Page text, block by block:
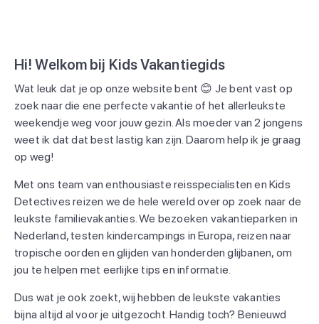
Hi! Welkom bij Kids Vakantiegids
Wat leuk dat je op onze website bent 😊 Je bent vast op
zoek naar die ene perfecte vakantie of het allerleukste
weekendje weg voor jouw gezin. Als moeder van 2 jongens
weet ik dat dat best lastig kan zijn. Daarom help ik je graag
op weg!
Met ons team van enthousiaste reisspecialisten en Kids
Detectives reizen we de hele wereld over op zoek naar de
leukste familievakanties. We bezoeken vakantieparken in
Nederland, testen kindercampings in Europa, reizen naar
tropische oorden en glijden van honderden glijbanen, om
jou te helpen met eerlijke tips en informatie.
Dus wat je ook zoekt, wij hebben de leukste vakanties
bijna altijd al voor je uitgezocht. Handig toch? Benieuwd